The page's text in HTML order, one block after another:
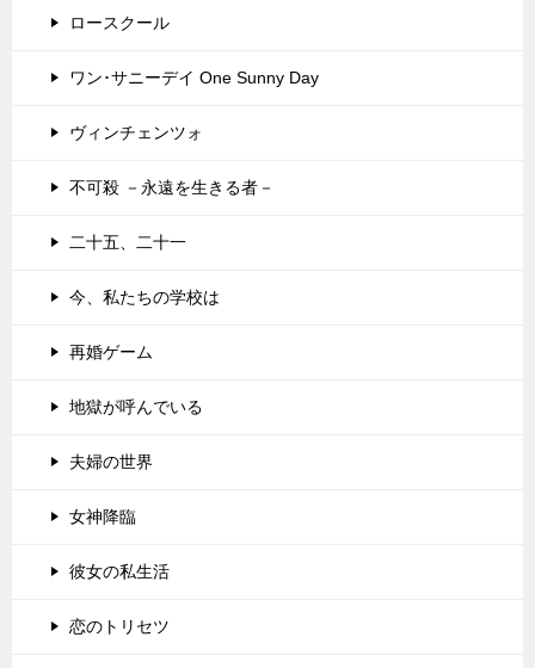
ロースクール
ワン･サニーデイ One Sunny Day
ヴィンチェンツォ
不可殺 －永遠を生きる者－
二十五、二十一
今、私たちの学校は
再婚ゲーム
地獄が呼んでいる
夫婦の世界
女神降臨
彼女の私生活
恋のトリセツ